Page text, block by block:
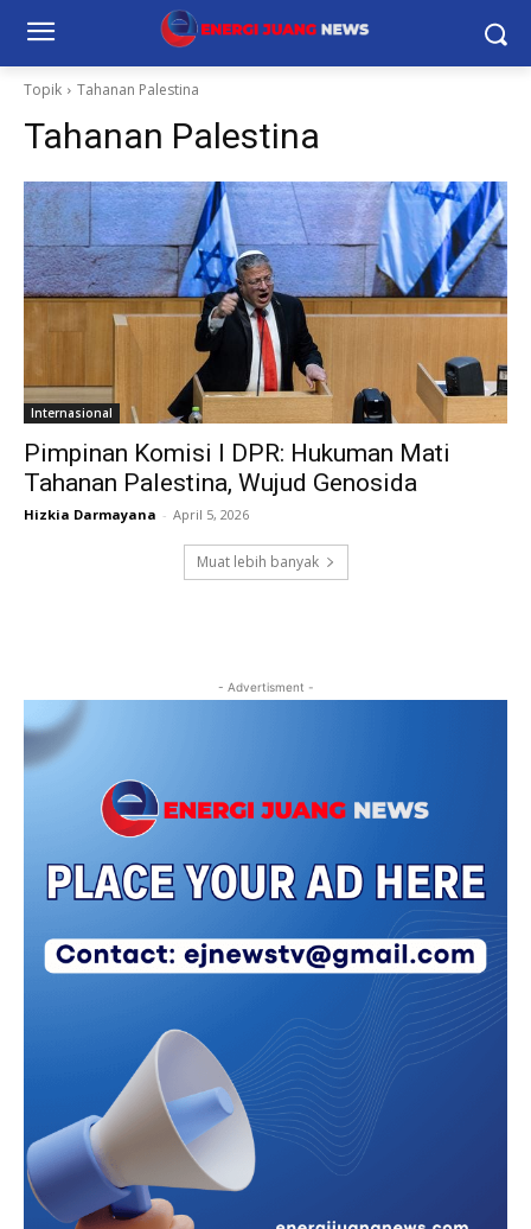
Topik Tahanan Palestina
Tahanan Palestina
Internasional
Pimpinan Komisi I DPR: Hukuman Mati
Tahanan Palestina, Wujud Genosida
Hizkia Darmayana - April 5, 2026
Muat lebih banyak
- Advertisment -